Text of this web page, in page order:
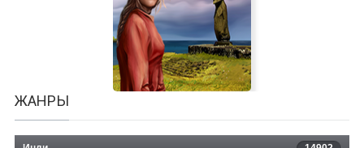
Teenage Mutant Ninja Turtles
ЖАНРЫ